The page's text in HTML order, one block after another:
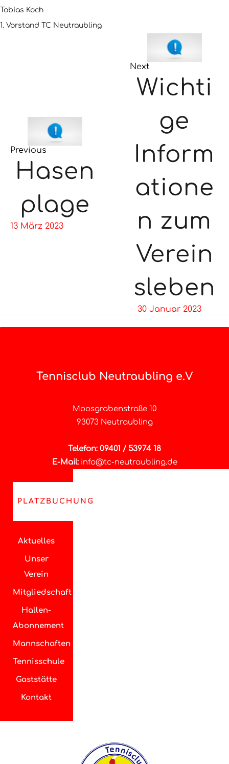
Tobias Koch
1. Vorstand TC Neutraubling
Previous
Hasen
plage
13 März 2023
Next
Wichti
ge
Inform
atione
n zum
Verein
sleben
30 Januar 2023
Tennisclub Neutraubling e.V
Moosgrabenstraße 10
93073 Neutraubling
Telefon: 09401 / 53974 18
E-Mail: info@tc-neutraubling.de
PLATZBUCHUNG
Aktuelles
Unser
Verein
Mitgliedschaft
Hallen-
Abonnement
Mannschaften
Tennisschule
Gaststätte
Kontakt